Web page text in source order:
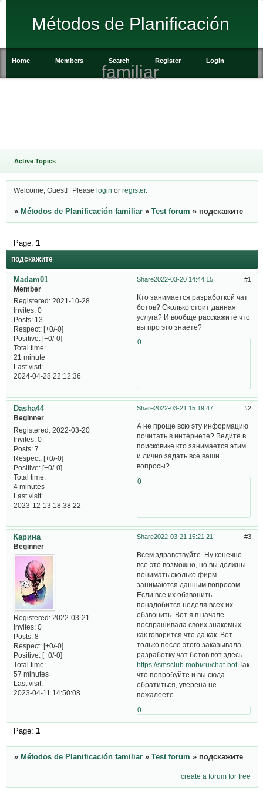
Métodos de Planificación
familiar
Home Members Search Register Login
Active Topics
Welcome, Guest! Pleaselogin orregister.
» Métodos de Planificación familiar » Test forum » подскажите
подскажите
Page: 1
Share 1
2022-03-20 14:44:15
Madam01
Member
Registered : 2021-10-28
Invites:0
Posts:13
Respect: [+0/-0]
Positive: [+0/-0]
Total time:
21 minute
Last visit:
2024-04-28 22:12:36
Кто занимается разработкой чат
ботов? Сколько стоит данная
услуга? И вообще расскажите что
вы про это знаете?
0
Share 2
2022-03-21 15:19:47
Dasha44
Beginner
Registered: 2022-03-20
Invites:0
Posts:7
Respect: [+0/-0]
Positive: [+0/-0]
Total time:
4 minutes
Last visit:
2023-12-13 18:38:22
А не проще всю эту информацию
почитать в интернете? Ведите в
поисковике кто занимается этим
и лично задать все ваши
вопросы?
0
Share 3
2022-03-21 15:21:21
Карина
Beginner
Registered: 2022-03-21
Invites:0
Posts:8
Respect: [+0/-0]
Positive: [+0/-0]
Total time:
57 minutes
Last visit:
2023-04-11 14:50:08
Всем здравствуйте. Ну конечно
все это возможно, но вы должны
понимать сколько фирм
занимаются данным вопросом.
Если все их обзвонить
понадобится неделя всех их
обзвонить. Вот я в начале
поспрашивала своих знакомых
как говорится что да как. Вот
только после этого заказывала
разработку чат ботов вот здесь
https://smsclub.mobi/ru/chat-botТак
что попробуйте и вы сюда
обратиться, уверена не
пожалеете.
0
Page: 1
» Métodos de Planificación familiar » Test forum » подскажите
create a forum for free